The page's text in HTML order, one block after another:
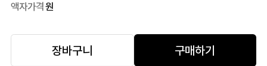
액자가격원
장바구니 구매하기